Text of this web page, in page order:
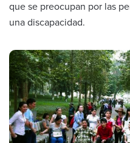
que se preocupan por las
una discapacidad.